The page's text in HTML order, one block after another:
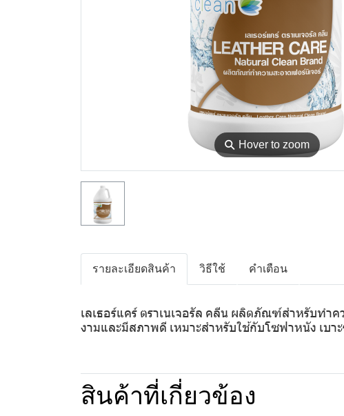
⚲ Hover to zoom
รายละเอียดสินค้า วิธีใช้ คำเตือน
เลเธอร์แคร์ ตราเนเจอรัล คลีน ผลิตภัณฑ์สำหรับท
งามและมีสภาพดี เหมาะสำหรับใช้กับโซฟาหนัง เบา
สินค้าที่เกี่ยวข้อง